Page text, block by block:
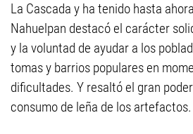
La Cascada y ha tenido hasta
Nahuelpan destacó el carácter
y la voluntad de ayudar a los
tomas y barrios populares en
dificultades. Y resaltó el gran
consumo de leña de los artefactos.